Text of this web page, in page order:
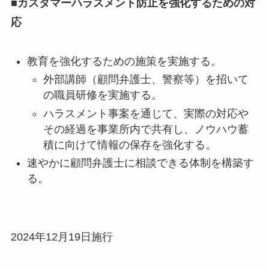
■カスタマーハラスメント防止を強化するための対
応
教育を強化するための施策を実施する。
外部講師（顧問弁護士、警察等）を招いて
の職員研修を実施する。
ハラスメント事案を通じて、実際の対応や
その経過を事業所内で共有し、ノウハウ蓄
積に向けて情報の保存を強化する。
速やかに顧問弁護士に相談できる体制を構築す
る。
2024年12月19日施行